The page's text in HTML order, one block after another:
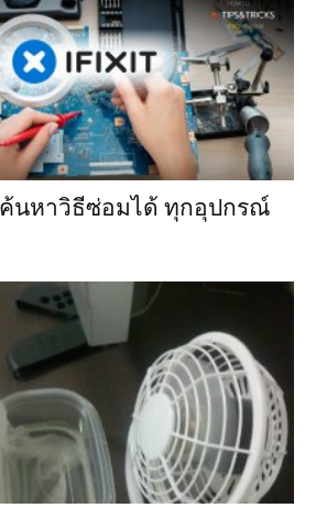
ค้นหาวิธีซ่อมได้ ทุกอุปกรณ์